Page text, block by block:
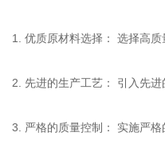
1. 优质原材料选择： 选择高
2. 先进的生产工艺： 引入先
3. 严格的质量控制： 实施严